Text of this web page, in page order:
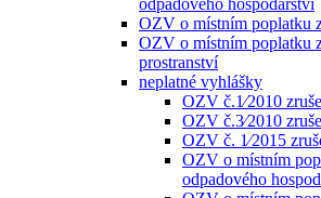
odpadového hospodářství
OZV o místním poplatku
OZV o místním poplatku
prostranství
neplatné vyhlášky
OZV č.1⁄2010
OZV č.3⁄2010
OZV č. 1⁄2015
OZV o místním
odpadového